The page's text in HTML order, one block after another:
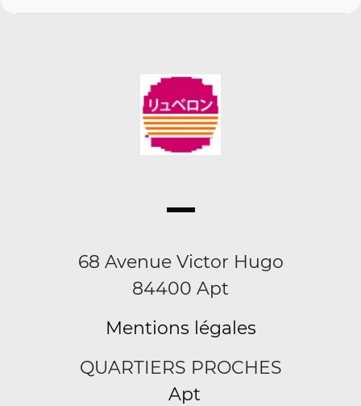
68 Avenue Victor Hugo
84400 Apt
Mentions légales
QUARTIERS PROCHES
Apt